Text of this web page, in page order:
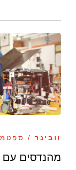
וובינר / ספטמבר
מהנדסים עם